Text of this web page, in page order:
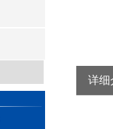
详细